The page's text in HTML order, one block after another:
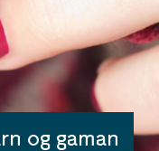
og gaman